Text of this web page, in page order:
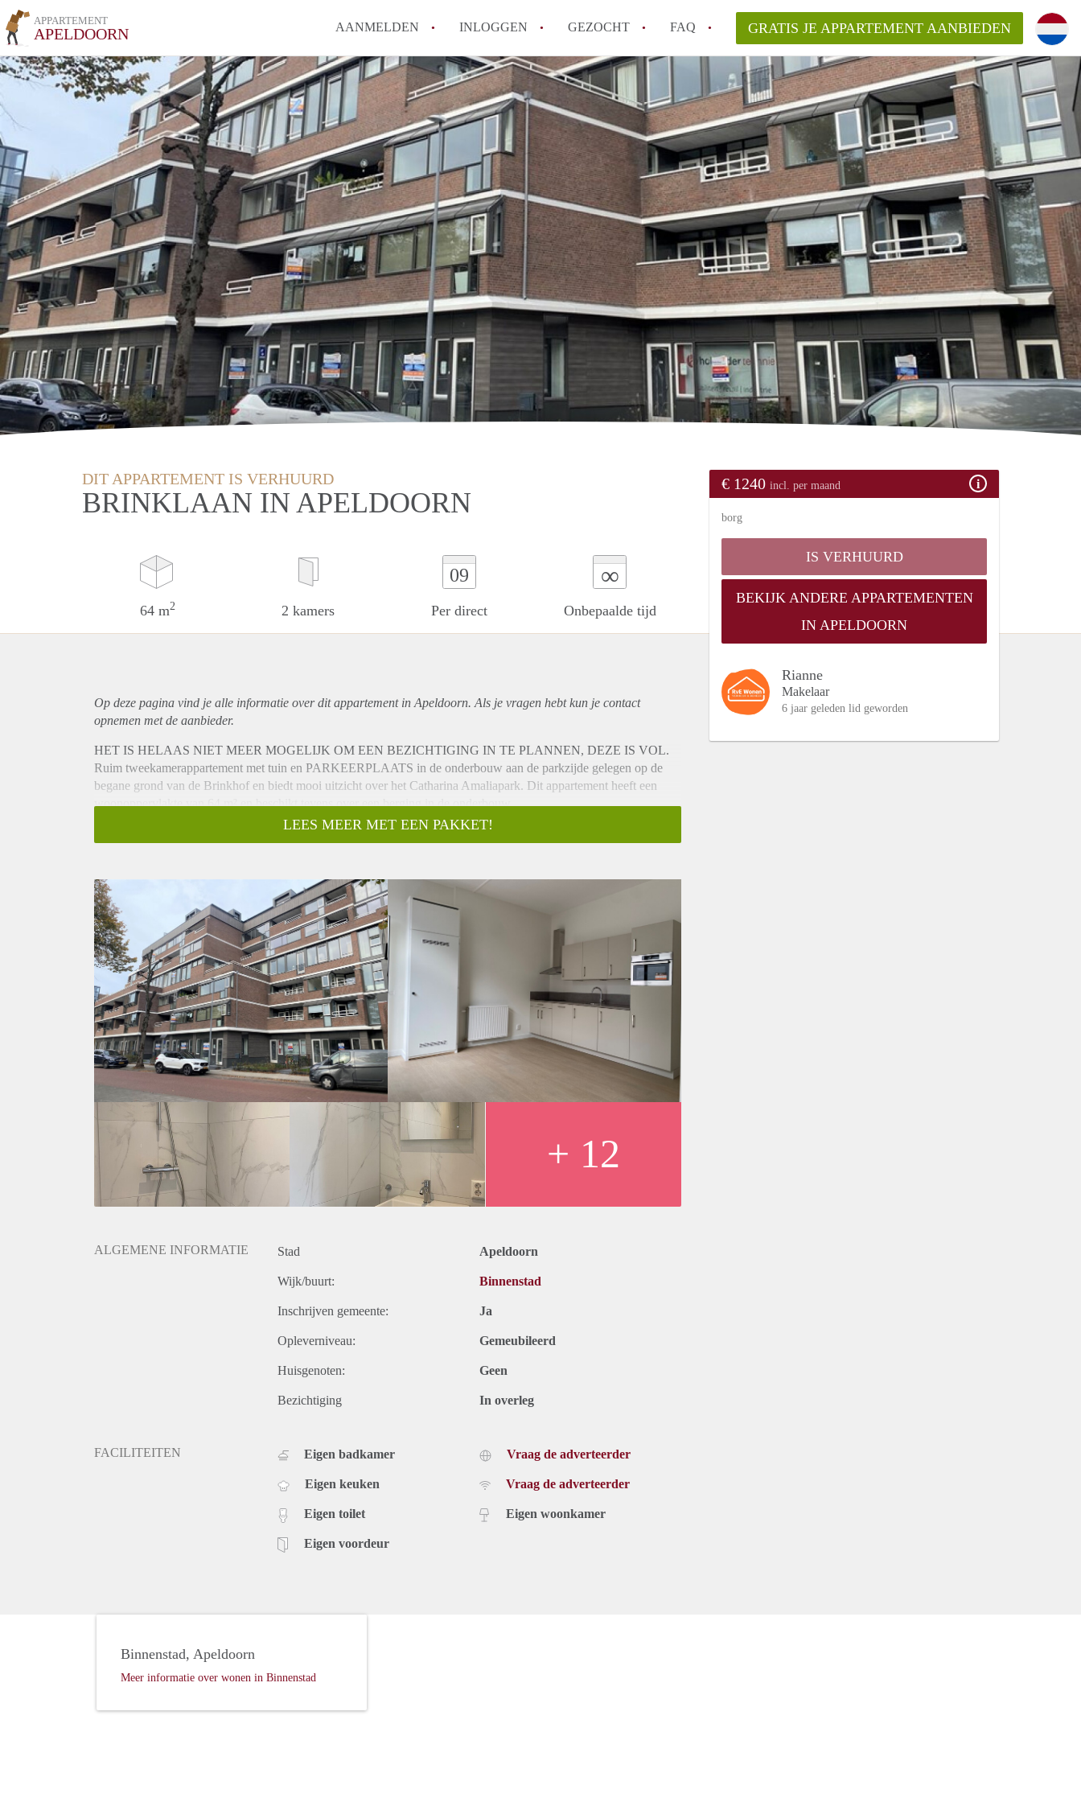
APPARTEMENT
APELDOORN AANMELDEN INLOGGEN GEZOCHT FAQ
How to translate AppartementApeldoorn!
Wat is AppartementApeldoorn?
Hoeveel kost het om te reageren op een Appartement in Apeldoorn?
Wat is de privacyverklaring van AppartementApeldoorn?
Berekent AppartementApeldoorn
makelaarsvergoeding/bemiddelingsvergoeding?
Alle veelgestelde vragen
GRATIS JE APPARTEMENT AANBIEDEN
DIT APPARTEMENT IS VERHUURD
BRINKLAAN IN APELDOORN
64 m2 2 kamers
09
Per direct
∞
Onbepaalde tijd
€ 1240 incl. per maand
borg
IS VERHUURD
BEKIJK ANDERE APPARTEMENTEN
IN APELDOORN
Rianne
Makelaar
6 jaar geleden lid geworden
Op deze pagina vind je alle informatie over ditappartementin Apeldoorn. Als je vragen hebt kun je contact
opnemen met de aanbieder.
HET IS HELAAS NIET MEER MOGELIJK OM EEN BEZICHTIGING IN TE PLANNEN, DEZE IS VOL.
Ruim tweekamerappartement met tuin en PARKEERPLAATS in de onderbouw aan de parkzijde gelegen op de
begane grond van de Brinkhof en biedt mooi uitzicht over het Catharina Amaliapark. Dit appartement heeft een
woonoppervlakte van 64 m² en beschikt tevens over een berging in de onderbouw.
Via de tuin (17,5 m²) komt u in de ruime woonkamer met veel lichtinval. De woonkamer geeft toegang tot alle
badkamer voorzien van mooi tegelwerk, inloopdouche en wastafel.
Wonen in de Brinkhof is wakker worden met uitzicht over het Catharina Amaliapark, de drukte opzoeken in het
centrum, snuffelen in de diverse winkels en boetiekjes, genieten van alles dat de horeca te bieden heeft, op zaterdag
boodschappen doen op het marktplein of uitwaaien op de Veluwe. In het appartementencomplex wordt een
gezamenlijk dakterras en binnentuin gerealiseerd.
Opleverniveau:
Volledig gestoffeerd opgeleverd met een PVC vloer, hoge plinten en raambekleding. Keuken met koelkast,
vaatwasser, combi-oven magnetron, inductiekookplaat en voldoende kastruimte. De wanden zijn wit afgewerkt en
de badkamer is voorzien van ruime inloopdouche, wastafel met mengkraan en spiegel voorzien van verlichting.
Bijzonderheden:
- Gemeenschappelijk dakterras en binnentuin, UNIEK!
- Gunning eigenaar
- De servicekosten inclusief afschrijving stoffering en warmte voorschot bedraagt € 160,-
- De huurprijs inclusief servicekosten, parkeerplaats en voorschot aan warmtekosten bedraagt dan ook € 1.400,-
- De waarborgsom bedraagt één maand kale huur
- De foto's zijn ter impressie. De indeling van dit appartement is anders (zie plattegrond)
Nieuwsgierig naar deze woning of wil je meer informatie over andere woningen? Neem contact op met RvE
Wonen via info@rvewonen.nl
*Aan deze advertentie kunnen geen rechten worden ontleend
LEES MEER MET EEN PAKKET!
+ 12
ALGEMENE INFORMATIE Stad Apeldoorn
Wijk/buurt: Binnenstad
Inschrijven gemeente: Ja
Opleverniveau: Gemeubileerd
Huisgenoten: Geen
Bezichtiging In overleg
FACILITEITEN Eigen badkamer
Eigen keuken
Eigen toilet
Eigen voordeur
Vraag de adverteerder
Vraag de adverteerder
Eigen woonkamer
Binnenstad, Apeldoorn
Meer informatie over wonen in Binnenstad